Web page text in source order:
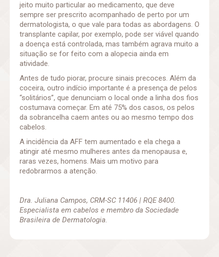
jeito muito particular ao medicamento, que deve
sempre ser prescrito acompanhado de perto por um
dermatologista, o que vale para todas as abordagens. O
transplante capilar, por exemplo, pode ser viável quando
a doença está controlada, mas também agrava muito a
situação se for feito com a alopecia ainda em
atividade.
Antes de tudo piorar, procure sinais precoces. Além da
coceira, outro indício importante é a presença de pelos
“solitários”, que denunciam o local onde a linha dos fios
costumava começar. Em até 75% dos casos, os pelos
da sobrancelha caem antes ou ao mesmo tempo dos
cabelos.
A incidência da AFF tem aumentado e ela chega a
atingir até mesmo mulheres antes da menopausa e,
raras vezes, homens. Mais um motivo para
redobrarmos a atenção.
Dra. Juliana Campos, CRM-SC 11406 | RQE 8400.
Especialista em cabelos e membro da Sociedade
Brasileira de Dermatologia.